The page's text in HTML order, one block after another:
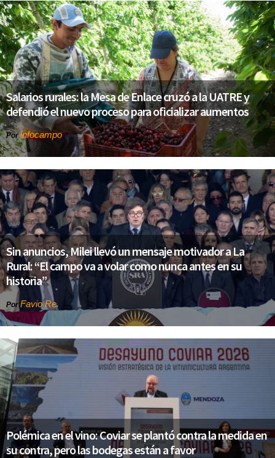
Salarios rurales: la Mesa de Enlace cruzó a la UATRE y
defendió el nuevo proceso para oficializar aumentos
Porinfocampo
Sin anuncios, Milei llevó un mensaje motivador a La
Rural: “El campo va a volar como nunca antes en su
historia”
Por Favio Re
Polémica en el vino: Coviar se plantó contra la medida en
su contra, pero las bodegas están a favor